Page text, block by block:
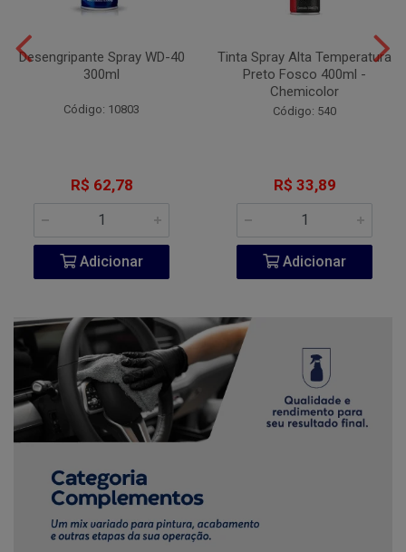
Desengripante Spray WD-40
300ml
Código: 10803
R$ 62,78
Adicionar
Tinta Spray Alta Temperatura
Preto Fosco 400ml -
Chemicolor
Código: 540
R$ 33,89
Adicionar